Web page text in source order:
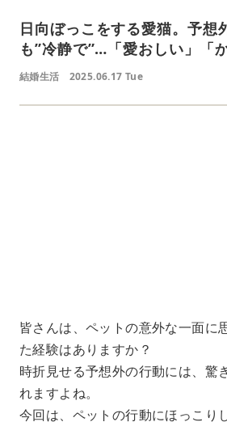
日向ぼっこをする愛猫。予想
も”冷静で”…「愛おしい」「
結婚生活 2025.06.17 Tue
皆さんは、ペットの意外な一面に
た経験はありますか？
時折見せる予想外の行動には、驚
れますよね。
今回は、ペットの行動にほっこり